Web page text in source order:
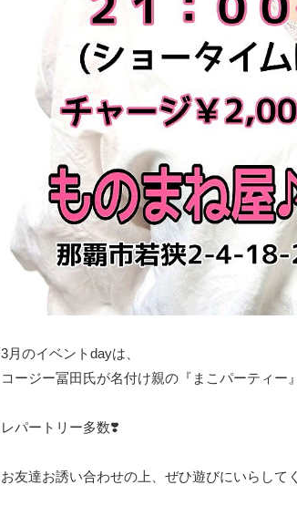
3月のイベントdayは、
コージー冨田氏が名付け親の『まこパーティー
レパートリー多数❣️
お友達お誘い合わせの上、ぜひ遊びにいらして